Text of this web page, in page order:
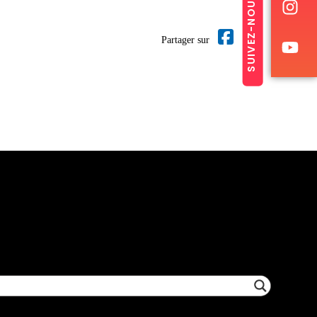
SUIVEZ-NOUS
Partager sur